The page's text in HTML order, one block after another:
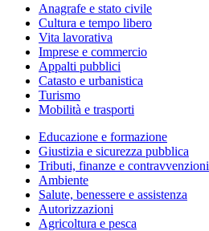
Anagrafe e stato civile
Cultura e tempo libero
Vita lavorativa
Imprese e commercio
Appalti pubblici
Catasto e urbanistica
Turismo
Mobilità e trasporti
Educazione e formazione
Giustizia e sicurezza pubblica
Tributi, finanze e contravvenzioni
Ambiente
Salute, benessere e assistenza
Autorizzazioni
Agricoltura e pesca